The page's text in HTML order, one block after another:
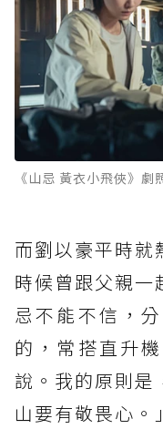
《山忌 黃衣小飛俠》劇
而劉以豪平時就
時候曾跟父親一
忌不能不信，
的，常搭直升
說。我的原則是
山要有敬畏心。